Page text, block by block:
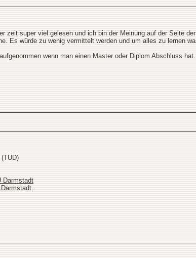
zeit super viel gelesen und ich bin der Meinung auf der Seite
Es würde zu wenig vermittelt werden und um alles zu lernen
wenn man einen Master oder Diplom Abschluss
Darmstadt